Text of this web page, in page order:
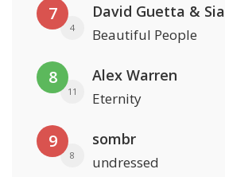
7
4
David Guetta & Sia
Beautiful People
8
11
Alex Warren
Eternity
9
8
sombr
undressed